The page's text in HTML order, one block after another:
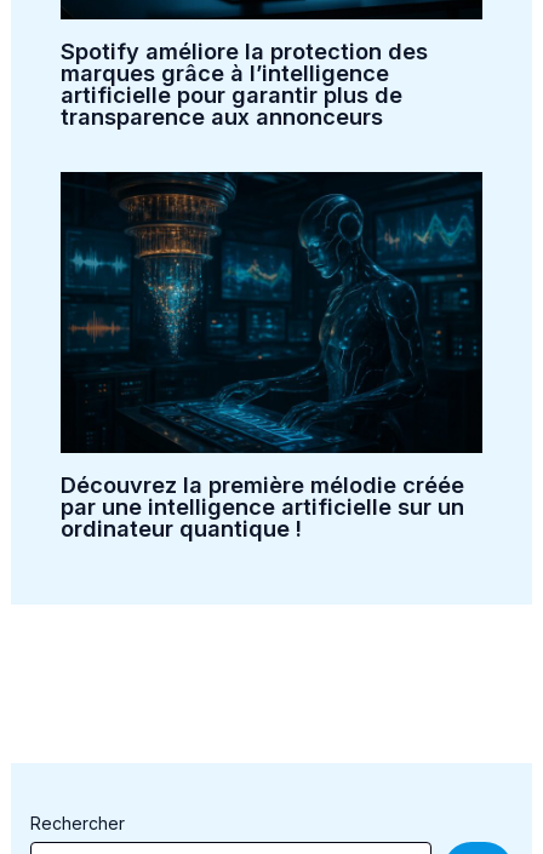
Spotify améliore la protection des
marques grâce à l’intelligence
artificielle pour garantir plus de
transparence aux annonceurs
Découvrez la première mélodie créée
par une intelligence artificielle sur un
ordinateur quantique !
Rechercher